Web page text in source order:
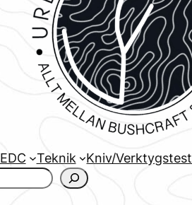
EDC Teknik Kniv/Verktygstest